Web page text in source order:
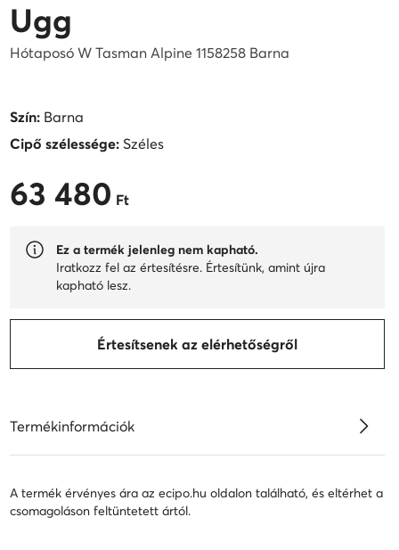
Ugg
Hótaposó W Tasman Alpine 1158258 Barna
Szín:Barna
Cipő szélessége:Széles
63 480 Ft
63 480 Ft
Ez a termék jelenleg nem kapható.
Iratkozz fel az értesítésre. Értesítünk, amint újra
kapható lesz.
Értesítsenek az elérhetőségről
Termékinformációk
A termék érvényes ára az ecipo.hu oldalon található, és eltérhet a
csomagoláson feltüntetett ártól.